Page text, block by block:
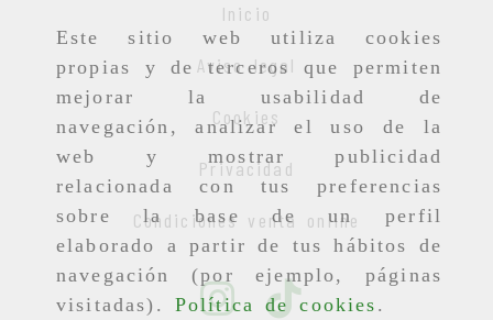
Este sitio web utiliza cookies
propias y de terceros que permiten
mejorar la usabilidad de
navegación, analizar el uso de la
web y mostrar publicidad
relacionada con tus preferencias
sobre la base de un perfil
elaborado a partir de tus hábitos de
navegación (por ejemplo, páginas
visitadas). Política de cookies .
Inicio
Aviso legal
Cookies
Privacidad
Condiciones venta online